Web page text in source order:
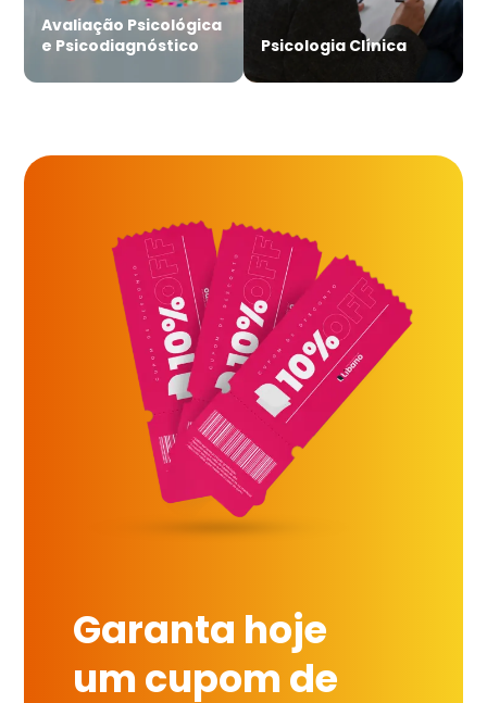
Avaliação Psicológica
e Psicodiagnóstico
Psicologia Clínica
Garanta hoje
um cupom de